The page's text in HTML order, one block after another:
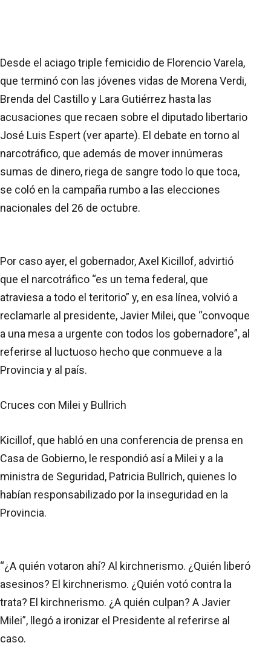
Desde el aciago triple femicidio de Florencio Varela,
que terminó con las jóvenes vidas de Morena Verdi,
Brenda del Castillo y Lara Gutiérrez hasta las
acusaciones que recaen sobre el diputado libertario
José Luis Espert (ver aparte). El debate en torno al
narcotráfico, que además de mover innúmeras
sumas de dinero, riega de sangre todo lo que toca,
se coló en la campaña rumbo a las elecciones
nacionales del 26 de octubre.
Por caso ayer, el gobernador, Axel Kicillof, advirtió
que el narcotráfico “es un tema federal, que
atraviesa a todo el teritorio” y, en esa línea, volvió a
reclamarle al presidente, Javier Milei, que “convoque
a una mesa a urgente con todos los gobernadore”, al
referirse al luctuoso hecho que conmueve a la
Provincia y al país.
Cruces con Milei y Bullrich
Kicillof, que habló en una conferencia de prensa en
Casa de Gobierno, le respondió así a Milei y a la
ministra de Seguridad, Patricia Bullrich, quienes lo
habían responsabilizado por la inseguridad en la
Provincia.
“¿A quién votaron ahí? Al kirchnerismo. ¿Quién liberó
asesinos? El kirchnerismo. ¿Quién votó contra la
trata? El kirchnerismo. ¿A quién culpan? A Javier
Milei”, llegó a ironizar el Presidente al referirse al
caso.